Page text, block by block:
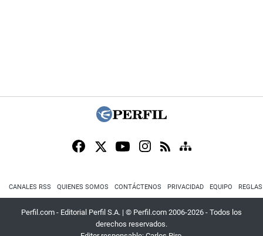
CANALES RSS QUIENES SOMOS CONTÁCTENOS PRIVACIDAD EQUIPO
Perfil.com - Editorial Perfil S.A. | © Perfil.com 2006-2026 - Todos los
derechos reservados.